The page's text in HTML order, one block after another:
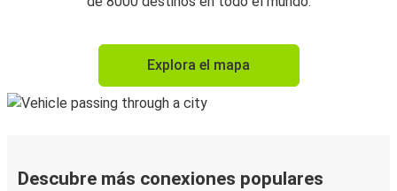
Explora el mapa
Descubre más conexiones populares